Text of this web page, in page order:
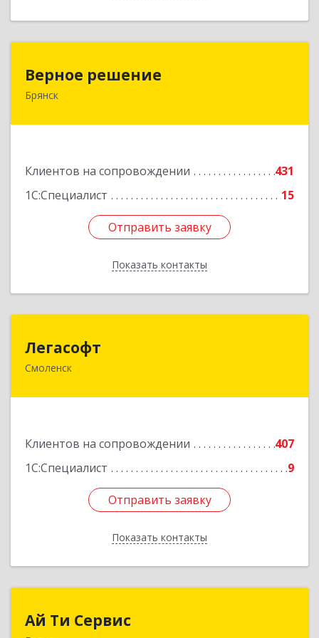
Верное решение
Брянск
Клиентов на сопровождении
431
1С:Специалист
15
Отправить заявку
Показать контакты
241035, Брянская обл, Брянск г, Ульянова ул,
Отправить заявку
Назад
Легасофт
Смоленск
Клиентов на сопровождении
407
1С:Специалист
9
Отправить заявку
Показать контакты
214018, Смоленская обл, Смоленск г, Ново-
Отправить заявку
Назад
Ай Ти Сервис